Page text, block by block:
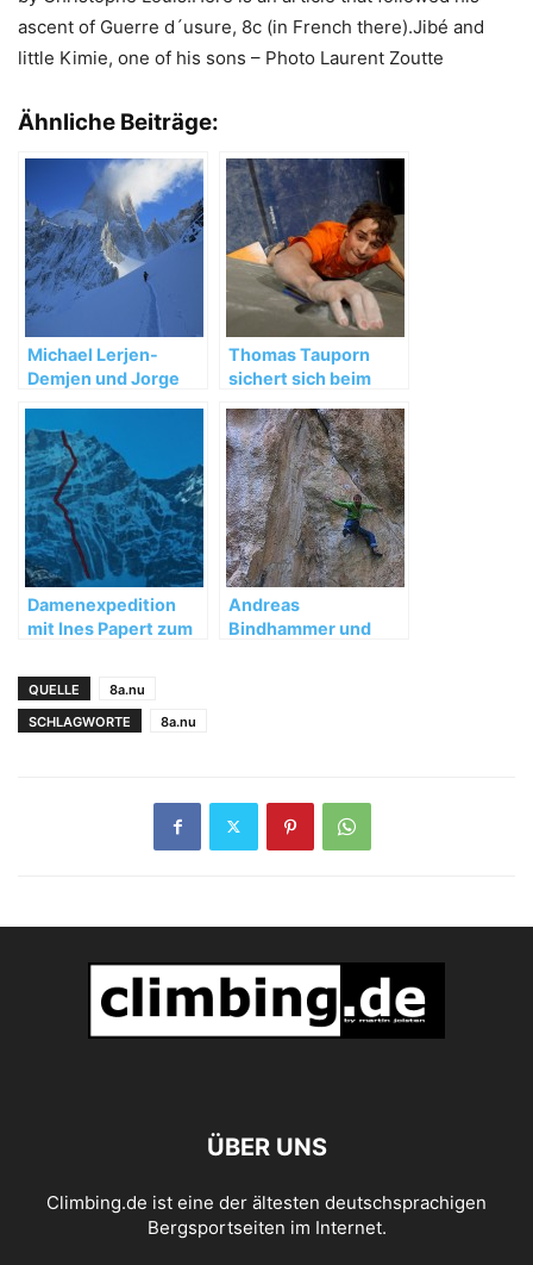
ascent of Guerre d´usure, 8c (in French there).Jibé and
little Kimie, one of his sons – Photo Laurent Zoutte
Ähnliche Beiträge:
Michael Lerjen-
Demjen und Jorge
Winterbesteigung in
Patagonien 2012
Thomas Tauporn
sichert sich beim
Slowenien den 3.
Platz
Damenexpedition
mit Ines Papert zum
Andreas
Bindhammer und
QUELLE
8a.nu
SCHLAGWORTE
8a.nu
ÜBER UNS
Climbing.de ist eine der ältesten deutschsprachigen
Bergsportseiten im Internet.